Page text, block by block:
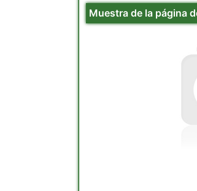
Muestra de la página